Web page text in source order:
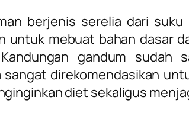
berjenis serelia dari
untuk mebuat bahan dasar
gandum sudah
direkomendasikan
diet sekaligus